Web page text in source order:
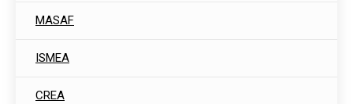
MASAF
ISMEA
CREA